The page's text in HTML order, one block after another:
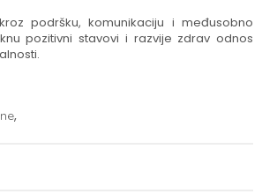
podršku, komunikaciju i međusobno
pozitivni stavovi i razvije zdrav odnos
,